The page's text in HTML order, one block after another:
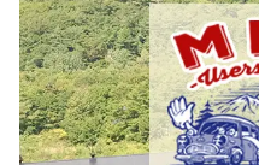
SPOTS
スポット紹介